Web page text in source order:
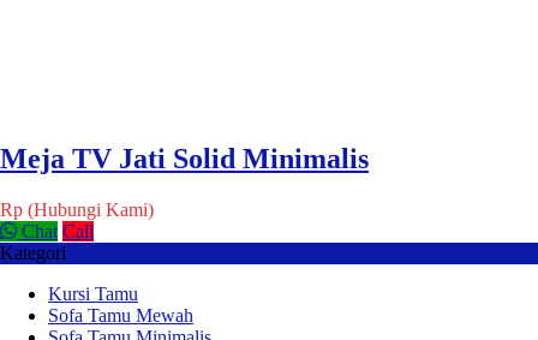
Meja TV Jati Solid Minimalis
Rp (Hubungi Kami)
Chat Call
Kategori
Kursi Tamu
Sofa Tamu Mewah